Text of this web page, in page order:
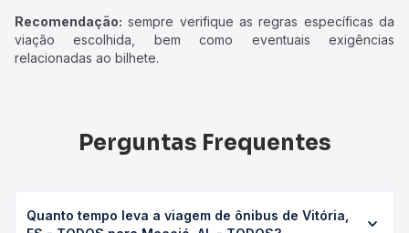
Recomendação: sempre verifique as regras específicas da
viação escolhida, bem como eventuais exigências
relacionadas ao bilhete.
Perguntas Frequentes
Quanto tempo leva a viagem de ônibus de Vitória,